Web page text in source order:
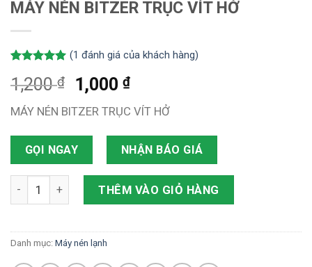
MÁY NÉN BITZER TRỤC VÍT HỞ
dựa trên
đánh giá
(1 đánh giá của khách hàng)
1,200₫ 1,000 ₫
MÁY NÉN BITZER TRỤC VÍT HỞ
GỌI NGAY NHẬN BÁO GIÁ
MÁY NÉN BITZER TRỤC VÍT HỞ số lượng
THÊM VÀO GIỎ HÀNG
Danh mục: Máy nén lạnh